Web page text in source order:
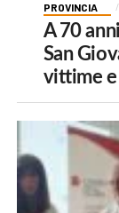
PROVINCIA
A 70
San
vittime